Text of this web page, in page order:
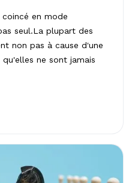
en mode
seul.La plupart des
non pas à cause d'une
ne sont jamais